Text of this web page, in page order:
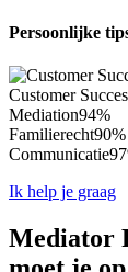
Persoonlijke
Customer
Mediation94%
Familierecht90%
Communicatie
Ik help je graag
Mediator